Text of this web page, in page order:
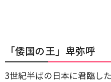
「倭国の王」卑弥呼
3世紀半ばの日本に君臨し